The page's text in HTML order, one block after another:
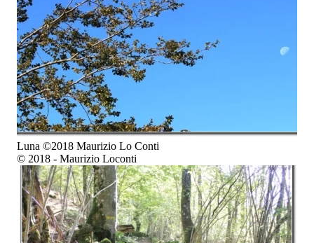
Luna ©2018 Maurizio Lo Conti
© 2018 - Maurizio Loconti